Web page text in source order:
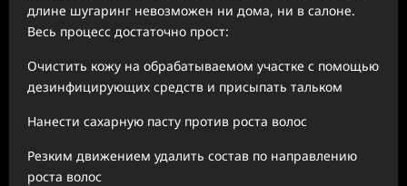
длине шугаринг невозможен ни дома, ни в салоне.
Весь процесс достаточно прост:
Очистить кожу на обрабатываемом участке с помощью
дезинфицирующих средств и присыпать тальком
Нанести сахарную пасту против роста волос
Резким движением удалить состав по направлению
роста волос